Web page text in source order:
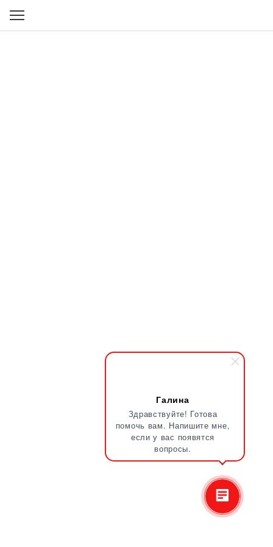
Галина
Здравствуйте! Готова
помочь вам. Напишите мне,
если у вас появятся
вопросы.